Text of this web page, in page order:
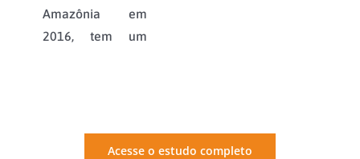
Amazônia em
2016, tem um
Acesse o estudo completo